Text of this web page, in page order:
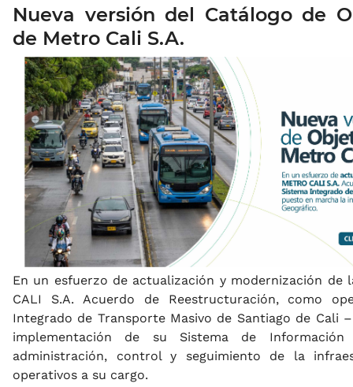
Nueva versión del Catálogo de
de Metro Cali S.A.
En un esfuerzo de actualización y modernización de
CALI S.A. Acuerdo de Reestructuración, como
Integrado de Transporte Masivo de Santiago de Cali
implementación de su Sistema de
administración, control y seguimiento de la
operativos a su cargo.